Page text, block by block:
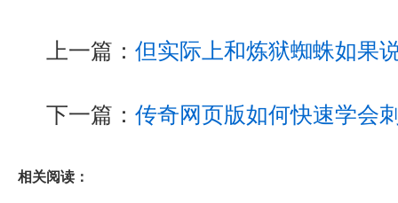
上一篇： 但实际上和炼狱蜘蛛如果
下一篇： 传奇网页版如何快速学会
相关阅读：